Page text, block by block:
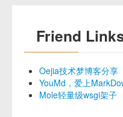
Friend
Oejia技术梦博客分享
YouMd，爱上
Mole轻量级wsgi架子